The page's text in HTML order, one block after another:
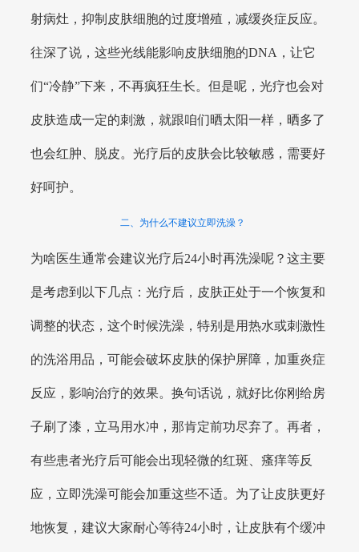
射病灶，抑制皮肤细胞的过度增殖，减缓炎症反应。
往深了说，这些光线能影响皮肤细胞的DNA，让它
们“冷静”下来，不再疯狂生长。但是呢，光疗也会对
皮肤造成一定的刺激，就跟咱们晒太阳一样，晒多了
也会红肿、脱皮。光疗后的皮肤会比较敏感，需要好
好呵护。
二、为什么不建议立即洗澡？
为啥医生通常会建议光疗后24小时再洗澡呢？这主要
是考虑到以下几点：光疗后，皮肤正处于一个恢复和
调整的状态，这个时候洗澡，特别是用热水或刺激性
的洗浴用品，可能会破坏皮肤的保护屏障，加重炎症
反应，影响治疗的效果。换句话说，就好比你刚给房
子刷了漆，立马用水冲，那肯定前功尽弃了。再者，
有些患者光疗后可能会出现轻微的红斑、瘙痒等反
应，立即洗澡可能会加重这些不适。为了让皮肤更好
地恢复，建议大家耐心等待24小时，让皮肤有个缓冲